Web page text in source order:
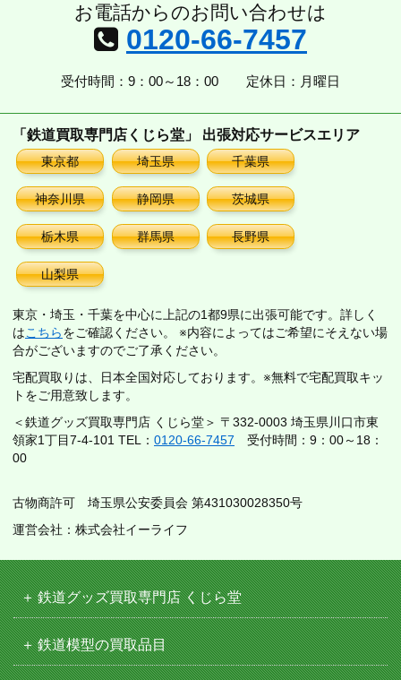
お電話からのお問い合わせは
0120-66-7457
受付時間：9：00～18：00 定休日：月曜日
「鉄道買取専門店くじら堂」 出張対応サービスエリア
東京都 埼玉県 千葉県
神奈川県 静岡県 茨城県
栃木県 群馬県 長野県
山梨県
東京・埼玉・千葉を中心に上記の1都9県に出張可能です。詳しく
はこちらをご確認ください。 ※内容によってはご希望にそえない場
合がございますのでご了承ください。
宅配買取りは、日本全国対応しております。※無料で宅配買取キッ
トをご用意致します。
＜鉄道グッズ買取専門店 くじら堂＞ 〒332-0003 埼玉県川口市東
領家1丁目7-4-101 TEL： 0120-66-7457 受付時間：9：00～18：
00
古物商許可 埼玉県公安委員会 第431030028350号
運営会社：株式会社イーライフ
鉄道グッズ買取専門店 くじら堂
鉄道模型の買取品目